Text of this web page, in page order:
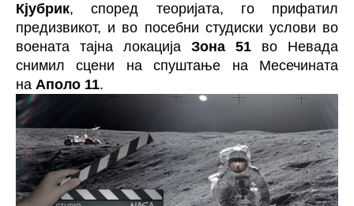
Кјубрик, според теоријата, го прифатил
предизвикот, и во посебни студиски услови во
воената тајна локација Зона 51 во Невада
снимил сцени на спуштање на Месечината
на Аполо 11.